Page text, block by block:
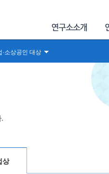
·소상공인 대상
상